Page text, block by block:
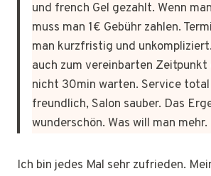
und french Gel gezahlt. Wenn
muss man 1€ Gebühr zahlen.
man kurzfristig und
auch zum vereinbarten Zeitpunkt
nicht 30min warten. Service total
freundlich, Salon sauber. Das
wunderschön. Was will man mehr.
Ich bin jedes Mal sehr zufrieden.